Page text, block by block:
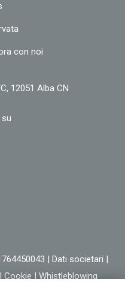
con noi
12051 Alba CN
| Dati societari |
| Cookie | Whistleblowing